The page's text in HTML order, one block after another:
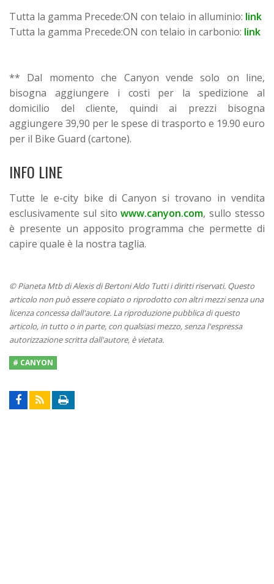
Tutta la gamma Precede:ON con telaio in alluminio: link
Tutta la gamma Precede:ON con telaio in carbonio: link
** Dal momento che Canyon vende solo on line,
bisogna aggiungere i costi per la spedizione al
domicilio del cliente, quindi ai prezzi bisogna
aggiungere 39,90 per le spese di trasporto e 19.90 euro
per il Bike Guard (cartone).
INFO LINE
Tutte le e-city bike di Canyon si trovano in vendita
esclusivamente sul sitowww.canyon.com, sullo stesso
è presente un apposito programma che permette di
capire quale è la nostra taglia.
© Pianeta Mtb di Alexis di Bertoni Aldo Tutti i diritti riservati. Questo
articolo non può essere copiato o riprodotto con altri mezzi senza una
licenza concessa dall'autore. La riproduzione pubblica di questo
articolo, in tutto o in parte, con qualsiasi mezzo, senza l'espressa
autorizzazione scritta dall'autore, è vietata.
# CANYON